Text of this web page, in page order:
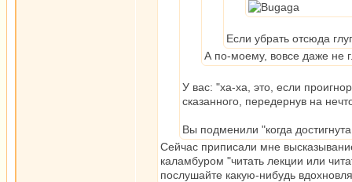
Если убрать отсюда
А по-моему, вовсе даже не
У вас: "ха-ха, это, если
сказанного, передернув на
Вы подменили "когда
Сейчас приписали мне
каламбуром "читать лекции или
послушайте какую-нибудь